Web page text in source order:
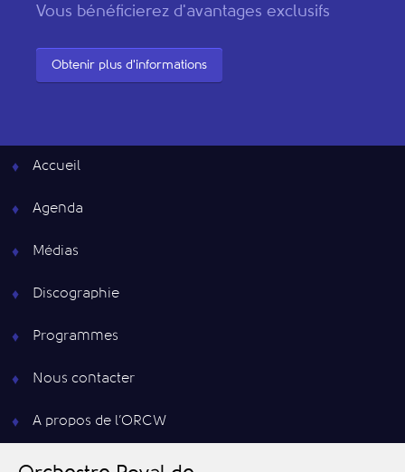
Vous bénéficierez d'avantages exclusifs
Obtenir plus d'informations
Accueil
Agenda
Médias
Discographie
Programmes
Nous contacter
A propos de l’ORCW